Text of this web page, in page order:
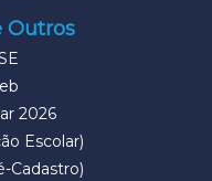
Outros
2026
Escolar)
Cadastro)